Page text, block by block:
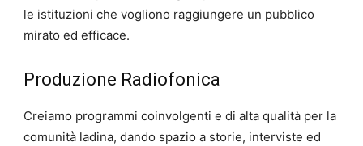
le istituzioni che vogliono raggiungere un pubblico
mirato ed efficace.
Produzione Radiofonica
Creiamo programmi coinvolgenti e di alta qualità per la
comunità ladina, dando spazio a storie, interviste ed